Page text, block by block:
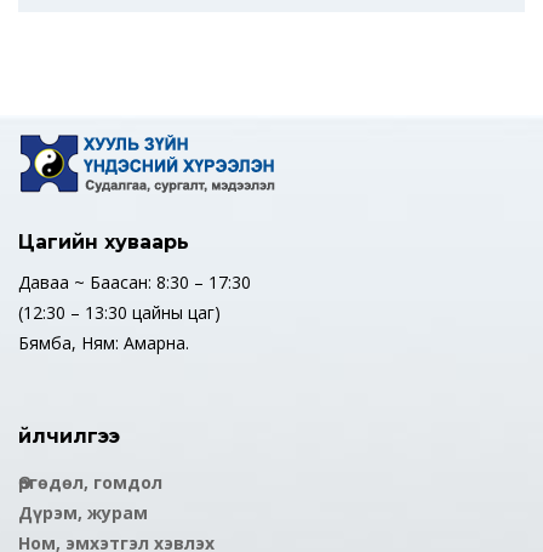
Цагийн хуваарь
Даваа ~ Баасан: 8:30 – 17:30
(12:30 – 13:30 цайны цаг)
Бямба, Ням: Амарна.
Үйлчилгээ
Өргөдөл, гомдол
Дүрэм, журам
Ном, эмхэтгэл хэвлэх